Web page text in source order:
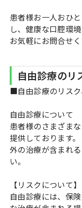
患者様お一人おひ
し、健康な口腔環
お気軽にお問合せく
自由診療のリ
■自由診療のリス
自由診療について
患者様のさまざま
提供しております
外の治療が含まれ
い。
【リスクについて】
自由診療には、保